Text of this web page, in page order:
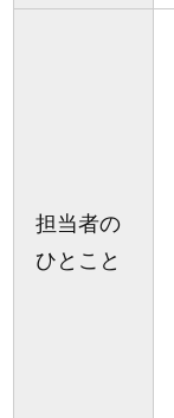
担当者の
ひとこと